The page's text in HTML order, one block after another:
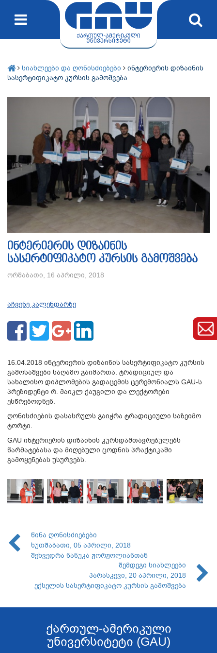
სიახლეები და ღონისძიებები
ინტერიერის დიზაინის
სასერტიფიკატო კურსის გამოშვება
ინტერიერის დიზაინის
სასერტიფიკატო კურსის გამოშვება
ორშაბათი, 16 აპრილი, 2018
აჩვენე კალენდარზე
16.04.2018 ინტერიერის დიზაინის სასერტიფიკატო კურსის
გამოსაშვები საღამო გაიმართა. ტრადიციულ და
სახალისო დიპლომების გადაცემის ცერემონიალს GAU-ს
პრეზიდენტი რ. მაიკლ ქაუგილი და ლექტორები
ესწრებოდნენ.
ღონისძიების დასასრულს გაიჭრა ტრადიციული საზეიმო
ტორტი.
GAU ინტერიერის დიზაინის კურსდამთავრებულებს
წარმატებასა და მიღებული ცოდნის პრაქტიკაში
გამოყენებას უსურვებს.
წინა ღონისძიებები
ხუთშაბათი, 05 აპრილი, 2018
შეხვედრა ნანუკა ჟორჟოლიანთან
შემდეგი სიახლეები
პარასკევი, 20 აპრილი, 2018
ექსელის სასერტიფიკატო კურსის გამოშვება
ქართულ-ამერიკული
უნივერსიტეტი (GAU)